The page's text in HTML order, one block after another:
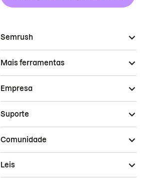
Semrush
Mais ferramentas
Empresa
Suporte
Comunidade
Leis